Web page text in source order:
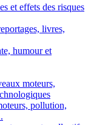
et effets des risques
livres,
humour et
moteurs,
pollution,